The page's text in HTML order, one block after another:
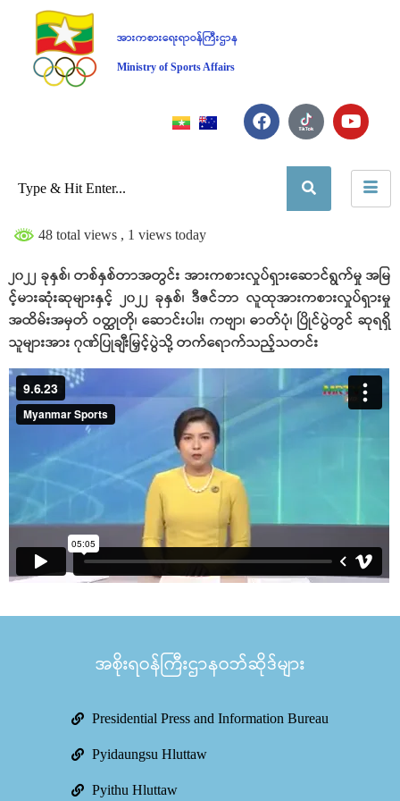
အားကစားရေးရာဝန်ကြီးဌာန
Ministry of Sports Affairs
48 total views , 1 views today
၂၀၂၂ ခုနှစ်၊ တစ်နှစ်တာအတွင်း အားကစားလှုပ်ရှားဆောင်ရွက်မှု အမြ
င့်မားဆုံးဆုများနှင့် ၂၀၂၂ ခုနှစ်၊ ဒီဇင်ဘာ လူထုအားကစားလှုပ်ရှားမှု
အထိမ်းအမှတ် ဝတ္ထုတို၊ ဆောင်းပါး၊ ကဗျာ၊ ဓာတ်ပုံ၊ ပြိုင်ပွဲတွင် ဆုရရှိ
သူများအား ဂုဏ်ပြုချီးမြှင့်ပွဲသို့ တက်ရောက်သည့်သတင်း
အစိုးရဝန်ကြီးဌာနဝဘ်ဆိုဒ်များ
Presidential Press and Information Bureau
Pyidaungsu Hluttaw
Pyithu Hluttaw